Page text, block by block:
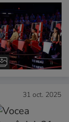
31 oct. 2025